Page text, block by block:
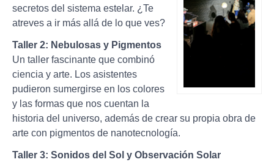
secretos del sistema estelar. ¿Te
atreves a ir más allá de lo que ves?
Taller 2: Nebulosas y Pigmentos
Un taller fascinante que combinó
ciencia y arte. Los asistentes
pudieron sumergirse en los colores
y las formas que nos cuentan la
historia del universo, además de crear su propia obra de
arte con pigmentos de nanotecnología.
Taller 3: Sonidos del Sol y Observación Solar